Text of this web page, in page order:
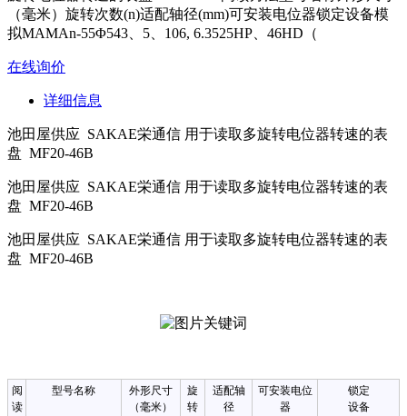
（毫米）旋转次数(n)适配轴径(mm)可安装电位器锁定设备模
拟MAMAn-55Φ543、5、106, 6.3525HP、46HD（
在线询价
详细信息
池田屋供应 SAKAE栄通信 用于读取多旋转电位器转速的表
盘 MF20-46B
池田屋供应 SAKAE栄通信 用于读取多旋转电位器转速的表
盘 MF20-46B
池田屋供应 SAKAE栄通信 用于读取多旋转电位器转速的表
盘 MF20-46B
阅
读
型号名称
外形尺寸
（毫米）
旋
转
适配轴
径
可安装电位
器
锁定
设备